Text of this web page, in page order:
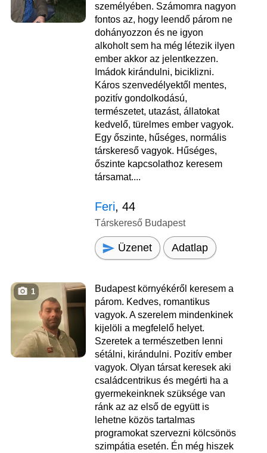
személyében. Számomra nagyon
fontos az, hogy leendő párom ne
dohányozzon és ne igyon
alkoholt sem ha még létezik ilyen
ember akkor az jelentkezzen.
Imádok kirándulni, biciklizni.
Káros szenvedélyektől mentes,
pozitív gondolkodású,
természetet, utazást, állatokat
kedvelő, türelmes ember vagyok.
Egy őszinte, hűséges, normális
társkereső vagyok. Hűséges,
őszinte kapcsolathoz keresem
társamat....
Feri, 44
Társkereső Budapest
Üzenet Adatlap
1
Budapest környékéről keresem a
párom. Kedves, romantikus
vagyok. A szerelem mindenkinek
kijelöli a megfelelő helyet.
Szeretek a természetben lenni
sétálni, kirándulni. Pozitív ember
vagyok. Olyan társat keresek aki
családcentrikus és megérti ha a
gyermekeinknek szüksége van
ránk az az első de együtt is
lehetne közös tartalmas
programokat szervezni kölcsönös
szimpátia esetén. Én még hiszek